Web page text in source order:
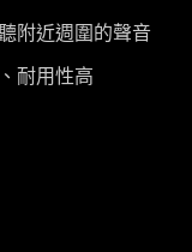
附近週圍的聲音
耐用性高